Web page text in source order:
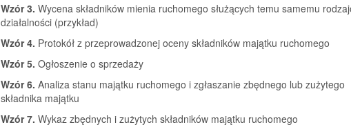
Wzór 3. Wycena składników mienia ruchomego służących temu samemu
działalności (przykład)
Wzór 4. Protokół z przeprowadzonej oceny składników majątku ruchomego
Wzór 5. Ogłoszenie o sprzedaży
Wzór 6. Analiza stanu majątku ruchomego i zgłaszanie zbędnego lub zużytego
składnika majątku
Wzór 7. Wykaz zbędnych i zużytych składników majątku ruchomego